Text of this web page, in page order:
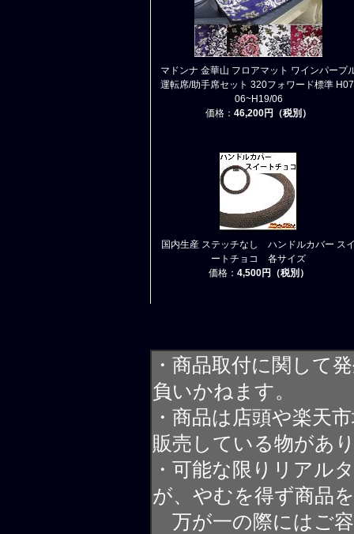
マドンナ 金華山 フロアマット ワインパープ
運転席/助手席セット 320フォワード標準
06~H19/06
価格： 46,200円（税別）
国内生産 ステッチなし ハンドルカバー ス
ートチョコ 各サイズ
価格： 4,500円（税別）
・商品取付に関して
負いかねます。
・商品は店頭や楽天
販売している物があ
・可能な限りリアル
が、やむを得ず商品
万が一の際にはご